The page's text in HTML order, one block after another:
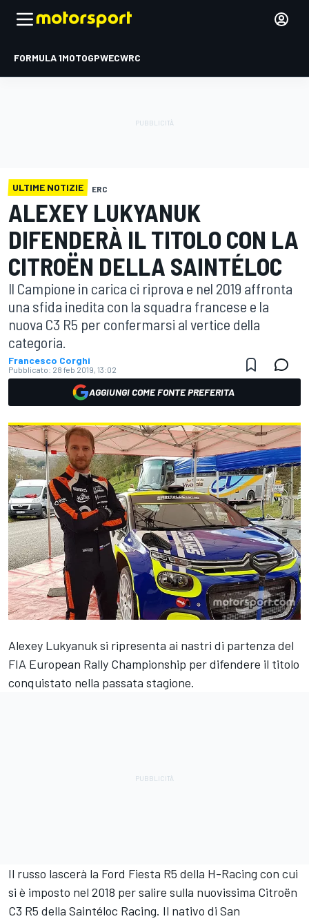
FORMULA 1MOTOGPWECWRC
ULTIME NOTIZIE ERC
ALEXEY LUKYANUK
DIFENDERÀ IL TITOLO CON LA
CITROËN DELLA SAINTÉLOC
Il Campione in carica ci riprova e nel 2019 affronta
una sfida inedita con la squadra francese e la
nuova C3 R5 per confermarsi al vertice della
categoria.
Francesco Corghi
Pubblicato: 28 feb 2019, 13:02
AGGIUNGI COME FONTE PREFERITA
Alexey Lukyanuk si ripresenta ai nastri di partenza del
FIA European Rally Championship per difendere il titolo
conquistato nella passata stagione.
Il russo lascerà la Ford Fiesta R5 della H-Racing con cui
si è imposto nel 2018 per salire sulla nuovissima Citroën
C3 R5 della Saintéloc Racing. Il nativo di San